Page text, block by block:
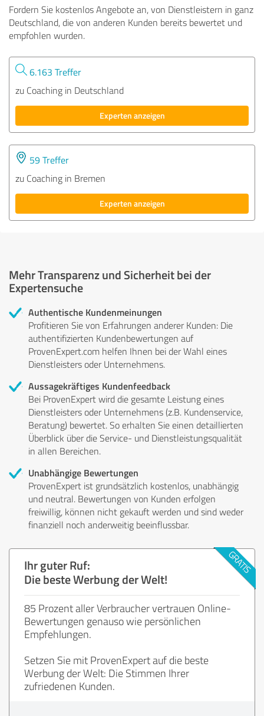
Fordern Sie kostenlos Angebote an, von Dienstleistern in ganz
Deutschland, die von anderen Kunden bereits bewertet und
empfohlen wurden.
6.163 Treffer
zu Coaching in Deutschland
Experten anzeigen
59 Treffer
zu Coaching in Bremen
Experten anzeigen
Mehr Transparenz und Sicherheit bei der
Expertensuche
Authentische Kundenmeinungen
Profitieren Sie von Erfahrungen anderer Kunden: Die
authentifizierten Kundenbewertungen auf
ProvenExpert.com helfen Ihnen bei der Wahl eines
Dienstleisters oder Unternehmens.
Aussagekräftiges Kundenfeedback
Bei ProvenExpert wird die gesamte Leistung eines
Dienstleisters oder Unternehmens (z.B. Kundenservice,
Beratung) bewertet. So erhalten Sie einen detaillierten
Überblick über die Service- und Dienstleistungsqualität
in allen Bereichen.
Unabhängige Bewertungen
ProvenExpert ist grundsätzlich kostenlos, unabhängig
und neutral. Bewertungen von Kunden erfolgen
freiwillig, können nicht gekauft werden und sind weder
finanziell noch anderweitig beeinflussbar.
Ihr guter Ruf:
Die beste Werbung der Welt!
85 Prozent aller Verbraucher vertrauen Online-
Bewertungen genauso wie persönlichen
Empfehlungen.
Setzen Sie mit ProvenExpert auf die beste
Werbung der Welt: Die Stimmen Ihrer
zufriedenen Kunden.